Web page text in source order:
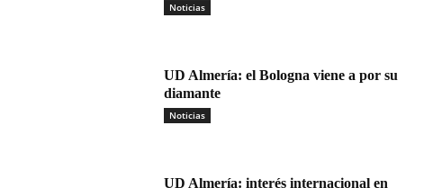
Noticias
UD Almería: el Bologna viene a por su
diamante
Noticias
UD Almería: interés internacional en